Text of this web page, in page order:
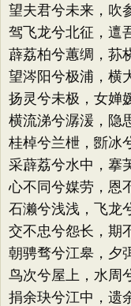
望夫君兮未来，吹
驾飞龙兮北征，邅
薜荔柏兮蕙绸，荪
望涔阳兮极浦，横
扬灵兮未极，女婵
横流涕兮潺湲，隐
桂棹兮兰枻，斵冰
采薜荔兮水中，搴
心不同兮媒劳，恩
石濑兮浅浅，飞龙
交不忠兮怨长，期
朝骋骛兮江皋，夕
鸟次兮屋上，水周
捐余玦兮江中，遗